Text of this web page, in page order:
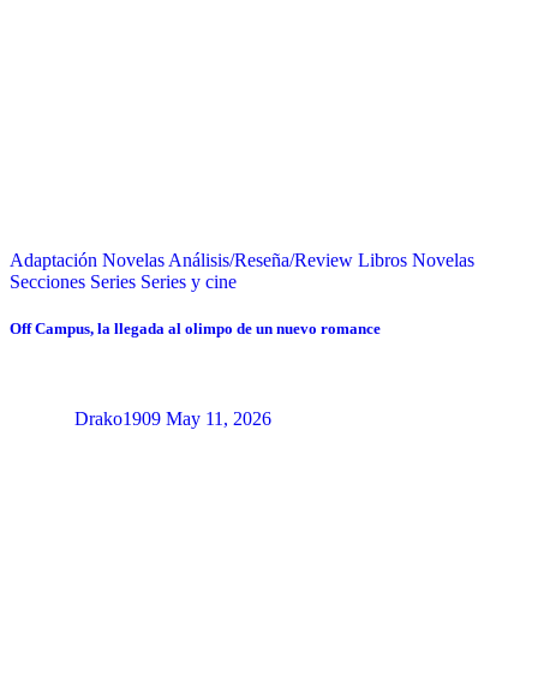
Adaptación Novelas Análisis/Reseña/Review Libros Novelas
Secciones Series Series y cine
Off Campus, la llegada al olimpo de un nuevo romance
Drako1909 May 11, 2026